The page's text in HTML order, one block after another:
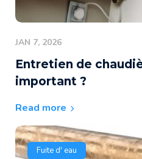
JAN 7, 2026
Entretien de
important ?
Read more
Fuite d' eau